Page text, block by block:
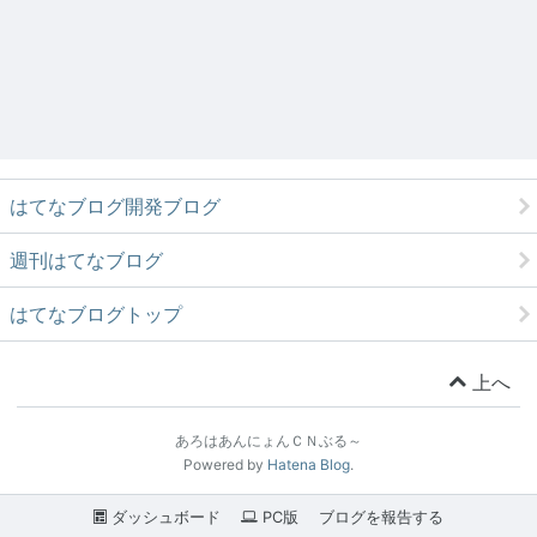
はてなブログ開発ブログ
週刊はてなブログ
はてなブログトップ
上へ
あろはあんにょんＣＮぶる～
Powered by Hatena Blog.
ダッシュボード PC版 ブログを報告する